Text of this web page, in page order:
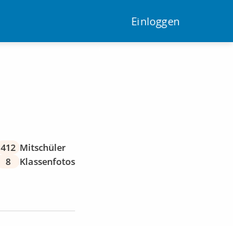
Einloggen
412 Mitschüler
8
Klassenfotos